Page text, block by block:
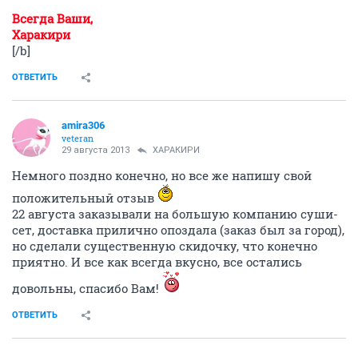
Всегда Ваши,
Харакири
[/b]
ОТВЕТИТЬ
amira306
veteran
29 августа 2013 ХАРАКИРИ
Немного поздно конечно, но все же напишу свой
положительный отзыв
22 августа заказывали на большую компанию суши-
сет, доставка прилично опоздала (заказ был за город),
но сделали существенную скидочку, что конечно
приятно. И все как всегда вкусно, все остались
довольны, спасибо Вам!
ОТВЕТИТЬ